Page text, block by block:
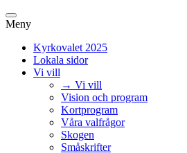
Meny
Kyrkovalet 2025
Lokala sidor
Vi vill
→ Vi vill
Vision och program
Kortprogram
Våra valfrågor
Skogen
Småskrifter